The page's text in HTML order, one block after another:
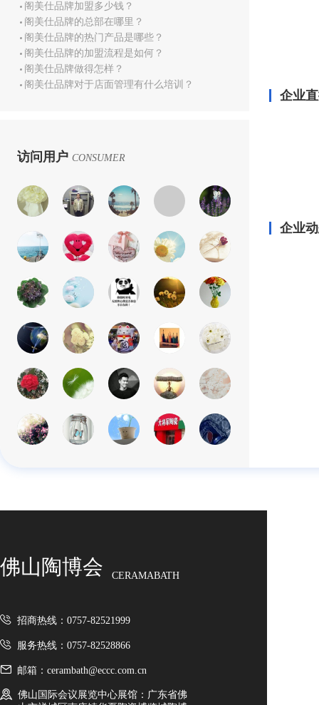
阁美仕品牌加盟多少钱？
阁美仕品牌的总部在哪里？
阁美仕品牌的热门产品是哪些？
阁美仕品牌的加盟流程是如何？
阁美仕品牌做得怎样？
阁美仕品牌对于店面管理有什么培训？
访问用户 CONSUMER
企业
企业
佛山陶博会 CERAMABATH
招商热线：0757-82521999
服务热线：0757-82528866
邮箱：cerambath@eccc.com.cn
佛山国际会议展览中心展馆：广东省佛